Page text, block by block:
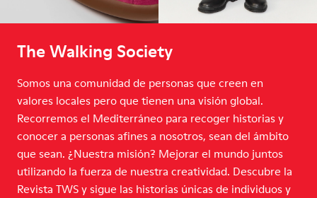
The Walking Society
Somos una comunidad de personas que creen en
valores locales pero que tienen una visión global.
Recorremos el Mediterráneo para recoger historias y
conocer a personas afines a nosotros, sean del ámbito
que sean. ¿Nuestra misión? Mejorar el mundo juntos
utilizando la fuerza de nuestra creatividad. Descubre la
Revista TWS y sigue las historias únicas de individuos y